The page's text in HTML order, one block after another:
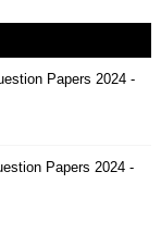
Papers 2024 -
Papers 2024 -